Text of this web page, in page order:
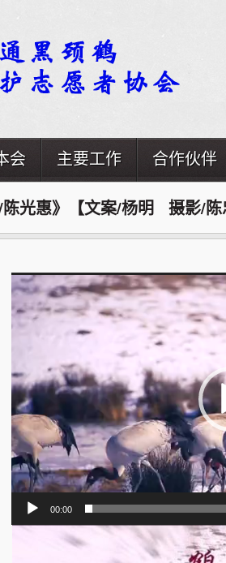
会 主要工作 合作伙伴
光惠》【文案/杨明 摄影/陈
视
频
播
放
00:00